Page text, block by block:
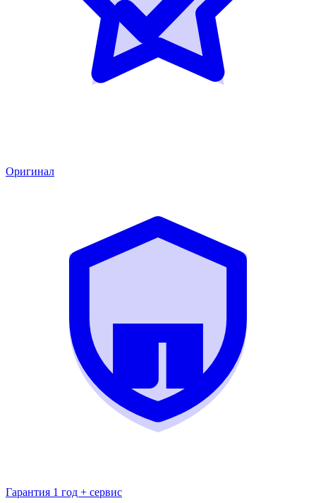
Оригинал
Гарантия 1 год + сервис